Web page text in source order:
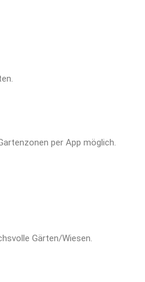
per App möglich.
Gärten/Wiesen.